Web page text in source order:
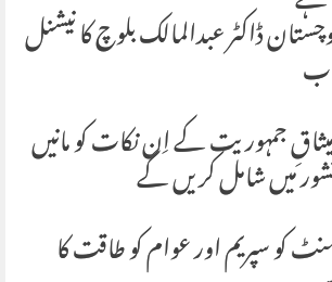
ڈاکٹر عبدالمالک بلوچ کا نیشنل
جمہوریت کے اِن نکات کو مانیں
میں شامل کریں گے
کو سپریم اور عوام کو طاقت کا